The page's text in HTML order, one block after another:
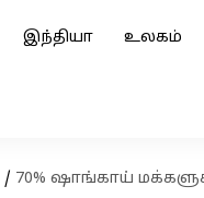
இந்தியா உலகம்
/ 70% ஷாங்காய்